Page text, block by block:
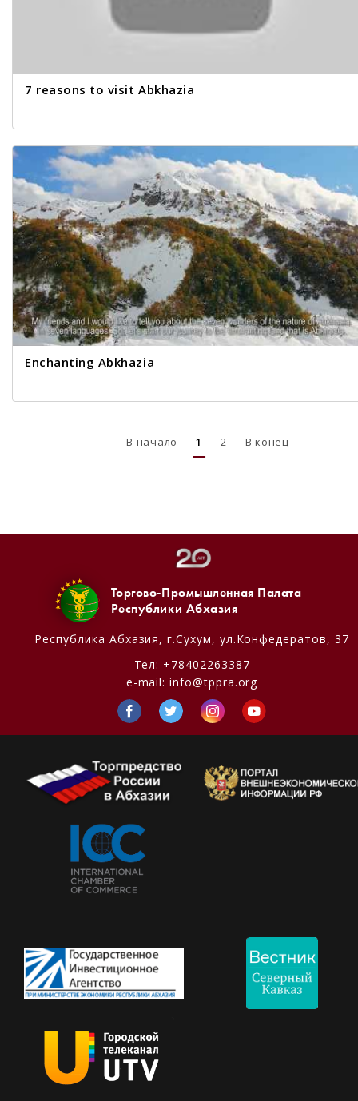
7 reasons to visit Abkhazia
Enchanting Abkhazia
В начало 1 2 В конец
Торгово-Промышленная Палата
Республики Абхазия
Республика Абхазия, г.Сухум, ул.Конфедератов, 37
Тел: +78402263387
e-mail:info@tppra.org